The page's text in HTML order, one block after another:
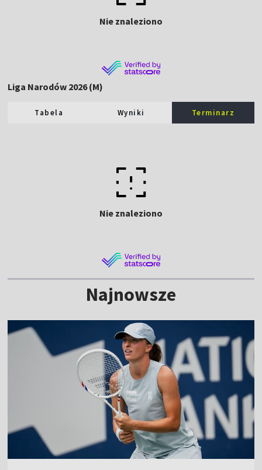
Nie znaleziono
Liga Narodów 2026 (M)
Tabela Wyniki Terminarz
Nie znaleziono
Najnowsze